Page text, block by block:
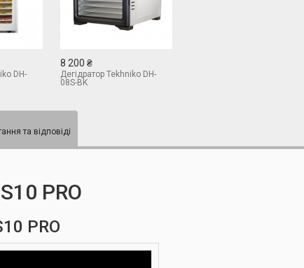
DH-
8 200 ₴
Дегідратор Tekhniko DH-
08S-BK
та відповіді
PRO
PRO